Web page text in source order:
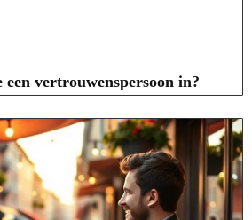
een vertrouwenspersoon in?